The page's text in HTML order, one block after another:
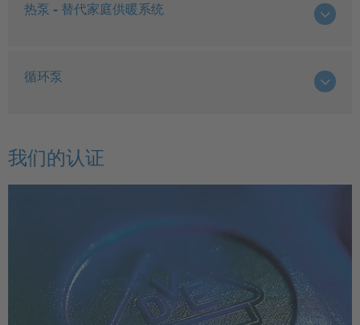
热泵 - 替代家庭供暖系统
循环泵
我们的认证